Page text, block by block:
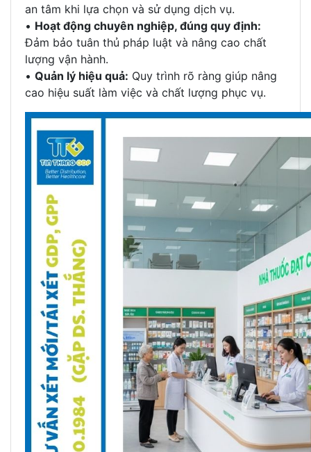
an tâm khi lựa chọn và sử dụng dịch vụ.
• Hoạt động chuyên nghiệp, đúng quy định:
Đảm bảo tuân thủ pháp luật và nâng cao chất
lượng vận hành.
• Quản lý hiệu quả: Quy trình rõ ràng giúp nâng
cao hiệu suất làm việc và chất lượng phục vụ.